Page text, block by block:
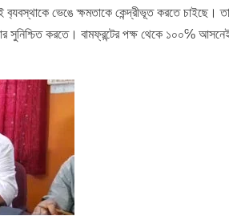
ভেঙে ক্ষমতাকে কেন্দ্রীভূত করতে চাইছে।
সুনিশ্চিত করতে। বামফ্রন্টের পক্ষ থেকে ১০০℅